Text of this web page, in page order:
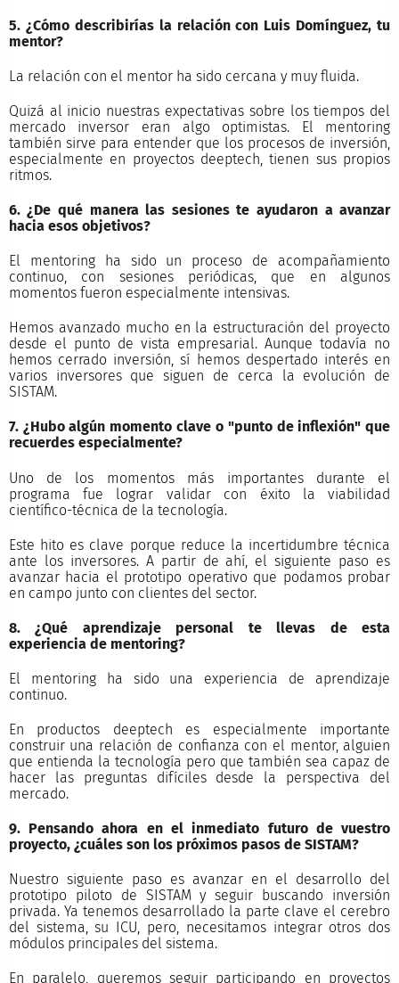
5. ¿Cómo describirías la relación con Luis Domínguez, tu
mentor?
La relación con el mentor ha sido cercana y muy fluida.
Quizá al inicio nuestras expectativas sobre los tiempos del
mercado inversor eran algo optimistas. El mentoring
también sirve para entender que los procesos de inversión,
especialmente en proyectos deeptech, tienen sus propios
ritmos.
6. ¿De qué manera las sesiones te ayudaron a avanzar
hacia esos objetivos?
El mentoring ha sido un proceso de acompañamiento
continuo, con sesiones periódicas, que en algunos
momentos fueron especialmente intensivas.
Hemos avanzado mucho en la estructuración del proyecto
desde el punto de vista empresarial. Aunque todavía no
hemos cerrado inversión, sí hemos despertado interés en
varios inversores que siguen de cerca la evolución de
SISTAM.
7. ¿Hubo algún momento clave o "punto de inflexión" que
recuerdes especialmente?
Uno de los momentos más importantes durante el
programa fue lograr validar con éxito la viabilidad
científico-técnica de la tecnología.
Este hito es clave porque reduce la incertidumbre técnica
ante los inversores. A partir de ahí, el siguiente paso es
avanzar hacia el prototipo operativo que podamos probar
en campo junto con clientes del sector.
8. ¿Qué aprendizaje personal te llevas de esta
experiencia de mentoring?
El mentoring ha sido una experiencia de aprendizaje
continuo.
En productos deeptech es especialmente importante
construir una relación de confianza con el mentor, alguien
que entienda la tecnología pero que también sea capaz de
hacer las preguntas difíciles desde la perspectiva del
mercado.
9. Pensando ahora en el inmediato futuro de vuestro
proyecto, ¿cuáles son los próximos pasos de SISTAM?
Nuestro siguiente paso es avanzar en el desarrollo del
prototipo piloto de SISTAM y seguir buscando inversión
privada. Ya tenemos desarrollado la parte clave el cerebro
del sistema, su ICU, pero, necesitamos integrar otros dos
módulos principales del sistema.
En paralelo, queremos seguir participando en proyectos